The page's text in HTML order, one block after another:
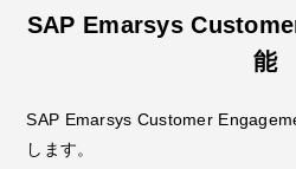
SAP Emarsys
能
SAP Emarsys Customer
します。